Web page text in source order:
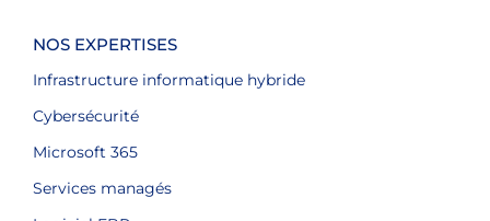
NOS EXPERTISES
Infrastructure informatique hybride
Cybersécurité
Microsoft 365
Services managés